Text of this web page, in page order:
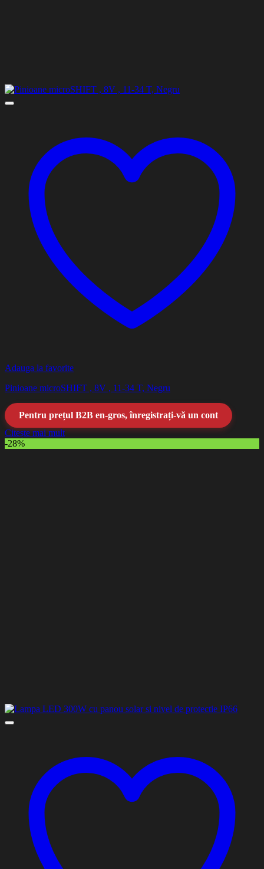
Adauga la favorite
Pinioane microSHIFT , 8V , 11-34 T, Negru
Pentru prețul B2B en-gros, înregistrați-vă un cont
Citește mai mult
-28%